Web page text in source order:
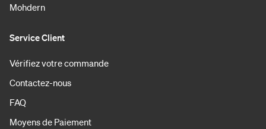
Mohdern
Service Client
Vérifiez votre commande
Contactez-nous
FAQ
Moyens de Paiement